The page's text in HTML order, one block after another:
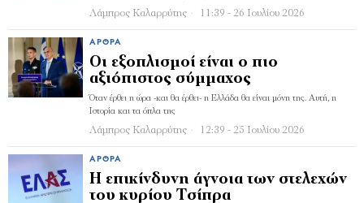
Λάμπρος Καλαρρύτης 11:39 - 26 Ιουλίου 2026
ΆΡΘΡΑ
Οι εξοπλισμοί είναι ο πιο
αξιόπιστος σύμμαχος
Όταν έρθει η ώρα -και θα έρθει- η Ελλάδα θα είναι μόνη της. Αυτή, η
Ιστορία και τα όπλα της
Λάμπρος Καλαρρύτης 12:39 - 25 Ιουλίου 2026
ΆΡΘΡΑ
Η επικίνδυνη άγνοια των στελεχών
του κυρίου Τσίπρα